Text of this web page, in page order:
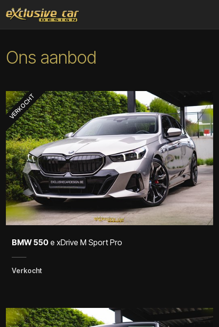
Ons aanbod
VERKOCHT
BMW 550 e xDrive M Sport Pro
Verkocht